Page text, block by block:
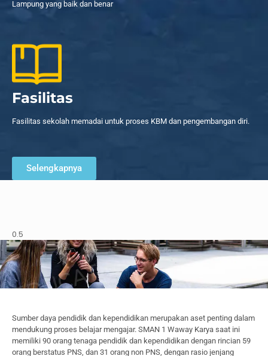
Lampung yang baik dan benar
Fasilitas
Fasilitas sekolah memadai untuk proses KBM dan pengembangan diri.
Selengkapnya
Sumber daya pendidik dan kependidikan merupakan aset penting dalam
mendukung proses belajar mengajar. SMAN 1 Waway Karya saat ini
memiliki 90 orang tenaga pendidik dan kependidikan dengan rincian 59
orang berstatus PNS, dan 31 orang non PNS, dengan rasio jenjang